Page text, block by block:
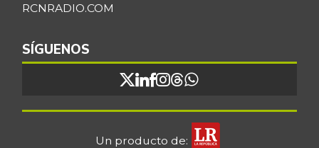
RCNRADIO.COM
SÍGUENOS
Un producto de: